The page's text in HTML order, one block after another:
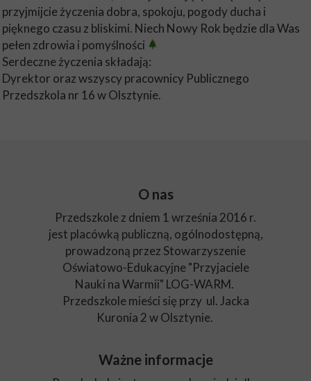
przyjmijcie życzenia dobra, spokoju, pogody ducha i
pięknego czasu z bliskimi. Niech Nowy Rok będzie dla Was
pełen zdrowia i pomyślności
Serdeczne życzenia składają:
Dyrektor oraz wszyscy pracownicy Publicznego
Przedszkola nr 16 w Olsztynie.
O nas
Przedszkole z dniem 1 września 2016 r.
jest placówką publiczną, ogólnodostępną,
prowadzoną przez Stowarzyszenie
Oświatowo-Edukacyjne "Przyjaciele
Nauki na Warmii" LOG-WARM.
Przedszkole mieści się przy ul. Jacka
Kuronia 2 w Olsztynie.
Ważne informacje